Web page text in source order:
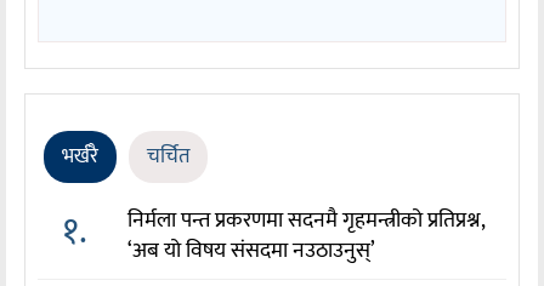
भर्खरै चर्चित
१.
निर्मला पन्त प्रकरणमा सदनमै गृहमन्त्रीको प्रतिप्रश्न,
‘अब यो विषय संसदमा नउठाउनुस्’